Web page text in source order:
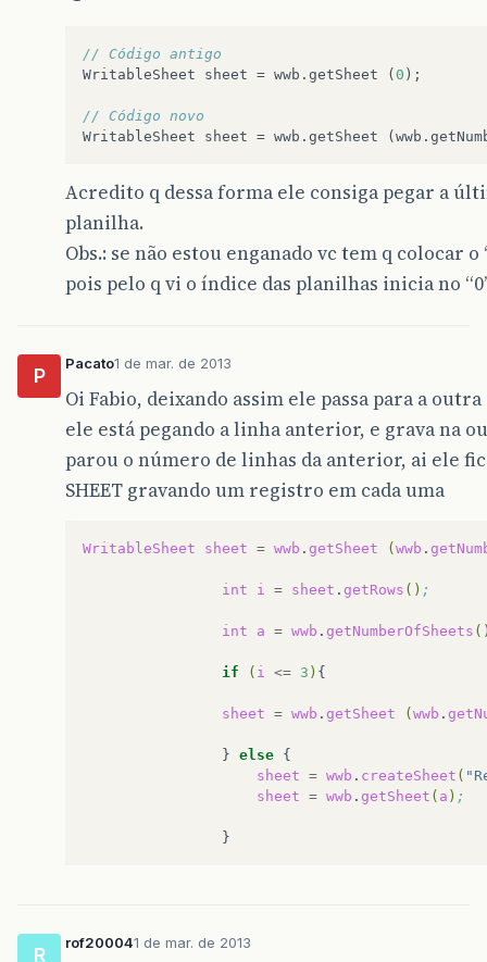
// Código antigo
WritableSheet
sheet = wwb . getSheet (0 );
// Código novo
WritableSheet
sheet = wwb . getSheet (wwb .
Acredito q dessa forma ele consiga pegar a
planilha.
Obs.: se não estou enganado vc tem q colocar
pois pelo q vi o índice das planilhas inicia no
P
Pacato1 de mar. de 2013
Oi Fabio, deixando assim ele passa para a outra
ele está pegando a linha anterior, e grava na
parou o número de linhas da anterior, ai ele
SHEET gravando um registro em cada uma
WritableSheet sheet = wwb . getSheet ( wwb .
int i = sheet . getRows () ;
int a = wwb . getNumberOfSheets
if ( i <= 3 )
sheet = wwb . getSheet ( wwb .
} else
sheet = wwb . createSheet (
sheet = wwb . getSheet ( a ) ;
R
rof200041 de mar. de 2013